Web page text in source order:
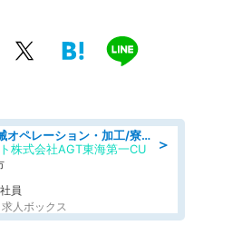
＞
金属製品の機械オペレーション・加工/寮完備/日払い/工場・製造
株式会社AGT東海第一CU
員
人ボックス